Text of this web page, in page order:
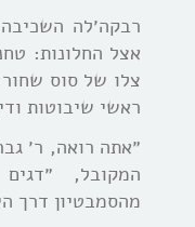
רבקה׳לה
אצל החלונות:
צלו של סוס
ראשי שיבוטות
״אתה רואה, ר׳
המקובל,
מהסמבטיון דרך